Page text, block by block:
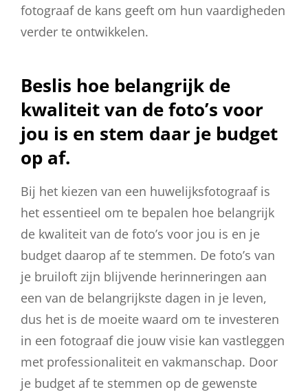
fotograaf de kans geeft om hun vaardigheden
verder te ontwikkelen.
Beslis hoe belangrijk de
kwaliteit van de foto’s voor
jou is en stem daar je budget
op af.
Bij het kiezen van een huwelijksfotograaf is
het essentieel om te bepalen hoe belangrijk
de kwaliteit van de foto’s voor jou is en je
budget daarop af te stemmen. De foto’s van
je bruiloft zijn blijvende herinneringen aan
een van de belangrijkste dagen in je leven,
dus het is de moeite waard om te investeren
in een fotograaf die jouw visie kan vastleggen
met professionaliteit en vakmanschap. Door
je budget af te stemmen op de gewenste